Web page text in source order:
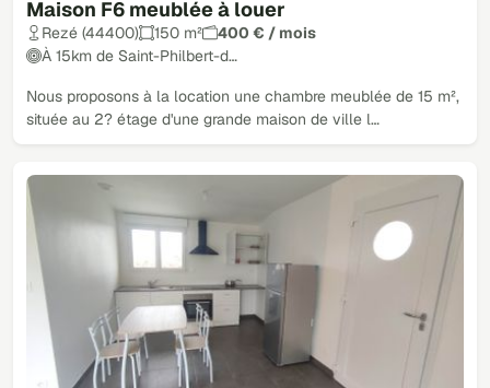
Maison F6 meublée à louer
Rezé (44400) 150 m²
400 € / mois
À 15km de Saint-Philbert-d…
Nous proposons à la location une chambre meublée de 15 m²,
située au 2? étage d'une grande maison de ville l…